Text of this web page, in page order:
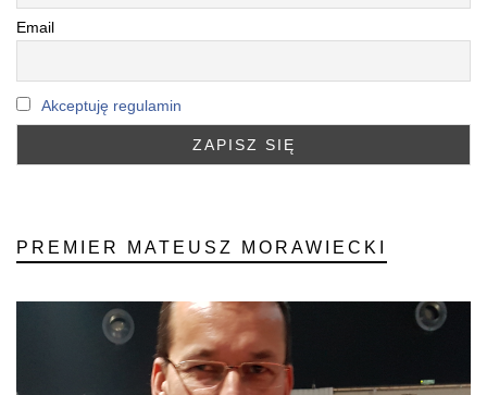
Email
Akceptuję regulamin
PREMIER MATEUSZ MORAWIECKI